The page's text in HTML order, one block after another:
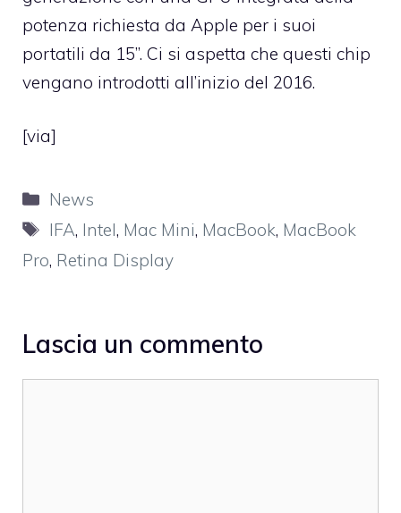
potenza richiesta da Apple per i suoi
portatili da 15’’. Ci si aspetta che questi chip
vengano introdotti all’inizio del 2016.
[via]
Categorie
News
Tag
IFA, Intel, Mac Mini, MacBook, MacBook
Pro, Retina Display
Lascia un commento